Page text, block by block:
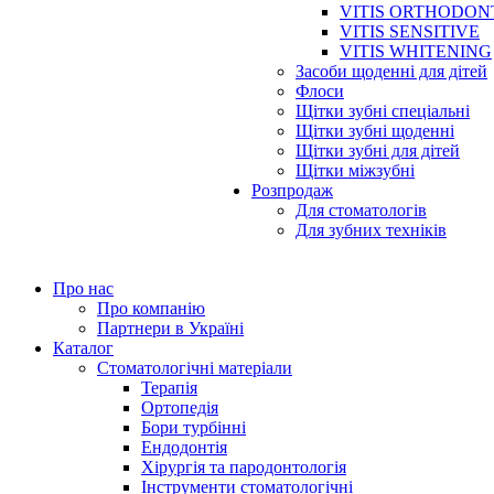
VITIS
VITIS SENSITIVE
VITIS WHITENING
Засоби щоденні для дітей
Флоси
Щітки зубні спеціальні
Щітки зубні щоденні
Щітки зубні для дітей
Щітки міжзубні
Розпродаж
Для стоматологів
Для зубних техніків
Про нас
Про компанію
Партнери в Україні
Каталог
Стоматологічні матеріали
Терапія
Ортопедія
Бори турбінні
Ендодонтія
Хірургія та пародонтологія
Інструменти стоматологічні